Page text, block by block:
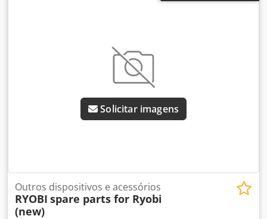
Solicitar imagens
Outros dispositivos e acessórios
RYOBI spare parts for Ryobi
(new)